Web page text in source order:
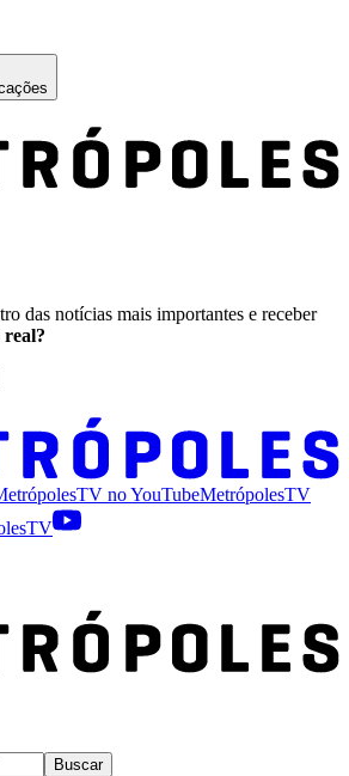
das notícias mais importantes e receber
real?
noYouTubeMetrópolesTV
Buscar